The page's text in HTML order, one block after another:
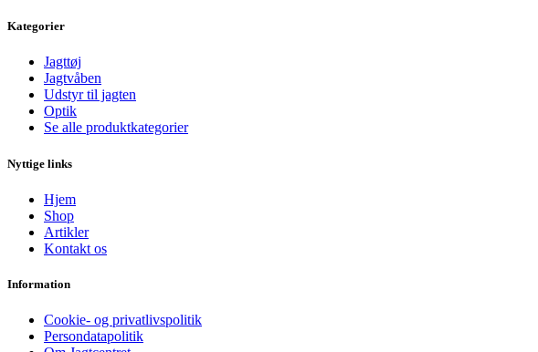
Kategorier
Jagttøj
Jagtvåben
Udstyr til jagten
Optik
Se alle produktkategorier
Nyttige links
Hjem
Shop
Artikler
Kontakt os
Information
Cookie- og privatlivspolitik
Persondatapolitik